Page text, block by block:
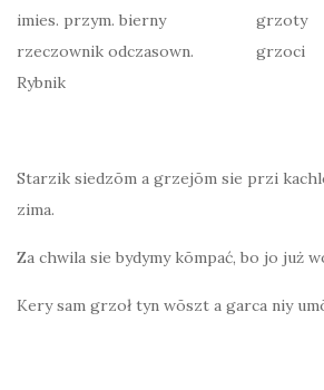
imies. przym. bierny
grzoty
rzeczownik odczasown.
grzoci
Rybnik
Starzik siedzōm a grzejōm sie przi
zima.
Za chwila sie bydymy kōmpać, bo jo już
Kery sam grzoł tyn wōszt a garca niy